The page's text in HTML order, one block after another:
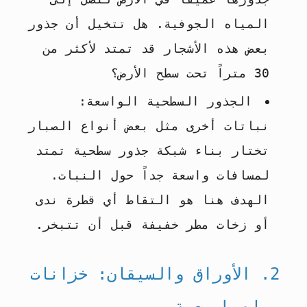
المياه الجوفية. هل تتخيل أن جذور
بعض هذه الأشجار قد تمتد لأكثر من
30 متراً تحت سطح الأرض؟
الجذور السطحية الواسعة:
نباتات أخرى مثل بعض أنواع الصبار
تختار بناء شبكة جذور سطحية تمتد
لمسافات واسعة جداً حول النبات.
الهدف هنا هو التقاط أي قطرة ندى
أو زخات مطر خفيفة قبل أن تتبخر.
2. الأوراق والسيقان: خزانات